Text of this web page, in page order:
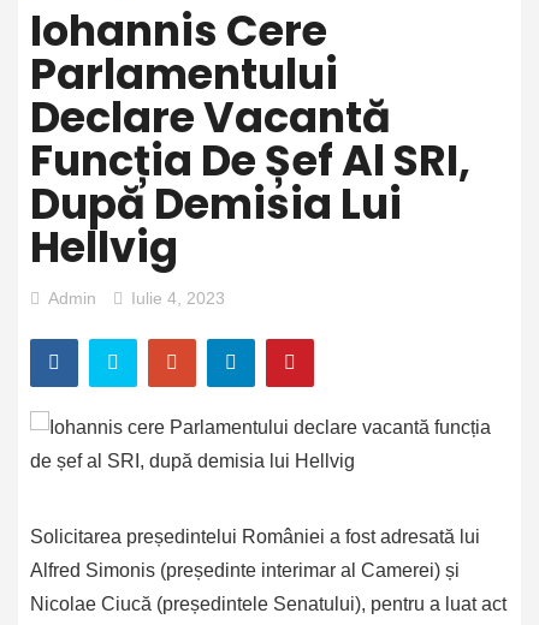
Iohannis Cere
Parlamentului
Declare Vacantă
Funcția De Șef Al SRI,
După Demisia Lui
Hellvig
Admin Iulie 4, 2023
Solicitarea președintelui României a fost adresată lui
Alfred Simonis (președinte interimar al Camerei) și
Nicolae Ciucă (președintele Senatului), pentru a luat act